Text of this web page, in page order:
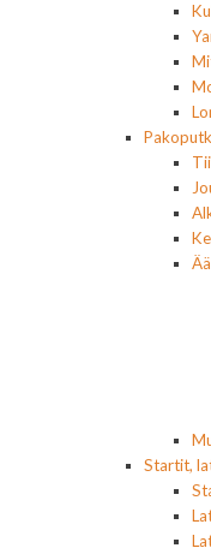
Startit,